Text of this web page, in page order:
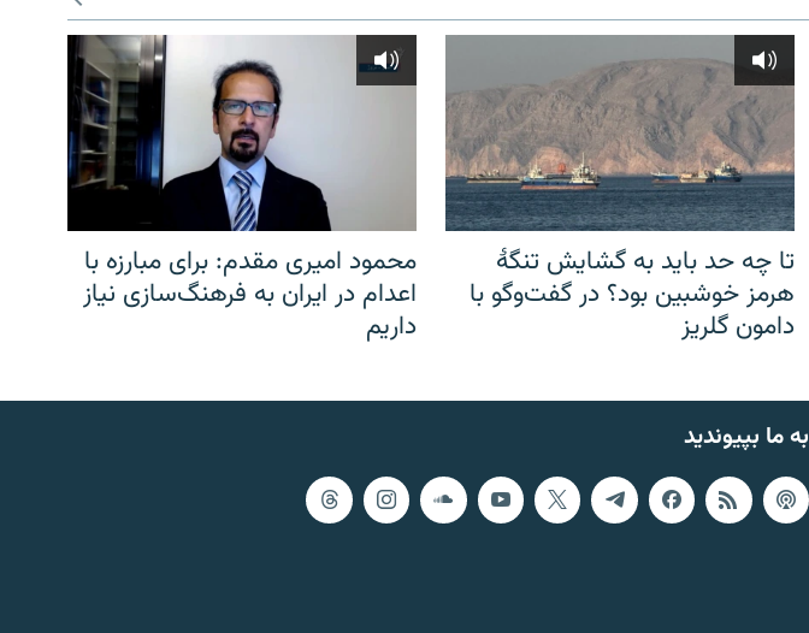
تا چه حد باید به گشایش تنگهٔ
هرمز خوشبین بود؟ در گفت‌وگو با
دامون گلریز
محمود امیری مقدم: برای مبارزه با
اعدام در ایران به فرهنگ‌سازی نیاز
داریم
به ما بپیوندید